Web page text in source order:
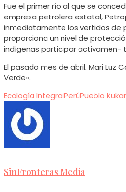
Fue el primer río al que se
empresa petrolera estatal,
inmediatamente los vertidos de
proporciona un nivel de
indígenas participar activamen-
El pasado mes de abril, Mari Luz
Verde».
Ecología IntegralPerúPueblo
SinFronteras Media